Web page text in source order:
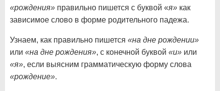
«рождения» правильно пишется с буквой «я» как
зависимое слово в форме родительного падежа.
Узнаем, как правильно пишется «на дне рождении»
или «на дне рождения», с конечной буквой «и» или
«я», если выясним грамматическую форму слова
«рождение».